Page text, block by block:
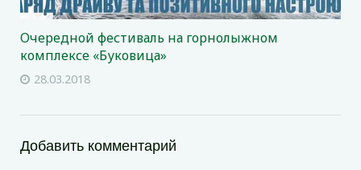
Очередной фестиваль на горнолыжном
комплексе «Буковица»
28.03.2018
Добавить комментарий